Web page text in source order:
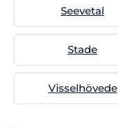
Seevetal
Stade
Visselhövede